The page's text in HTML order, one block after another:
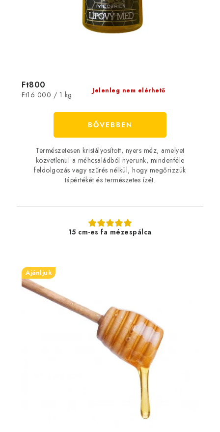
Jelenleg nem elérhető
Ft800
Egységár:
Ft16 000 / 1 kg
BŐVEBBEN
Természetesen kristályosított, nyers méz, amelyet
közvetlenül a méhcsaládból nyerünk, mindenféle
feldolgozás vagy szűrés nélkül, hogy megőrizzük
tápértékét és természetes ízét.
15 cm-es fa mézespálca
Ajánljuk